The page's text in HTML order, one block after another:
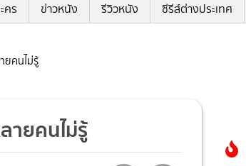
คร ข่าวหนัง รีวิวหนัง ซีรีส์ต่างประเทศ
ยคนไม่รู้
ายคนไม่รู้